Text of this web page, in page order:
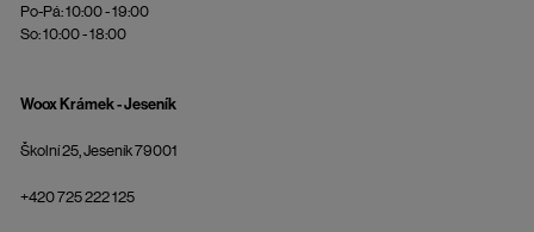
Po-Pá: 10:00 - 19:00
So: 10:00 - 18:00
Woox Krámek - Jeseník
Školní 25, Jeseník 79001
+420 725 222 125